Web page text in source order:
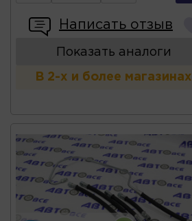
Написать отзыв
Показать аналоги
В 2-х и более магазинах